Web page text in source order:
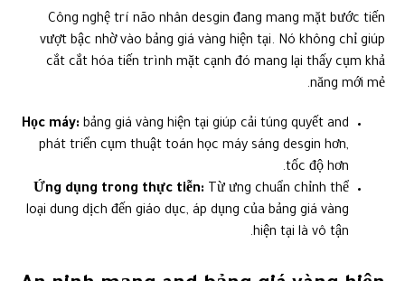
Công nghệ trí não nhân desgin đang mang mặt bước tiến
vượt bậc nhờ vào bảng giá vàng hiện tại. Nó không chỉ giúp
cắt cắt hóa tiến trình mặt cạnh đó mang lại thấy cụm khả
năng mới mẻ.
Học máy: bảng giá vàng hiện tại giúp cải túng quyết and
phát triển cụm thuật toán học máy sáng desgin hơn,
tốc độ hơn.
Ứng dụng trong thực tiễn: Từ ưng chuẩn chỉnh thể
loại dung dịch đến giáo dục, áp dụng của bảng giá vàng
hiện tại là vô tận.